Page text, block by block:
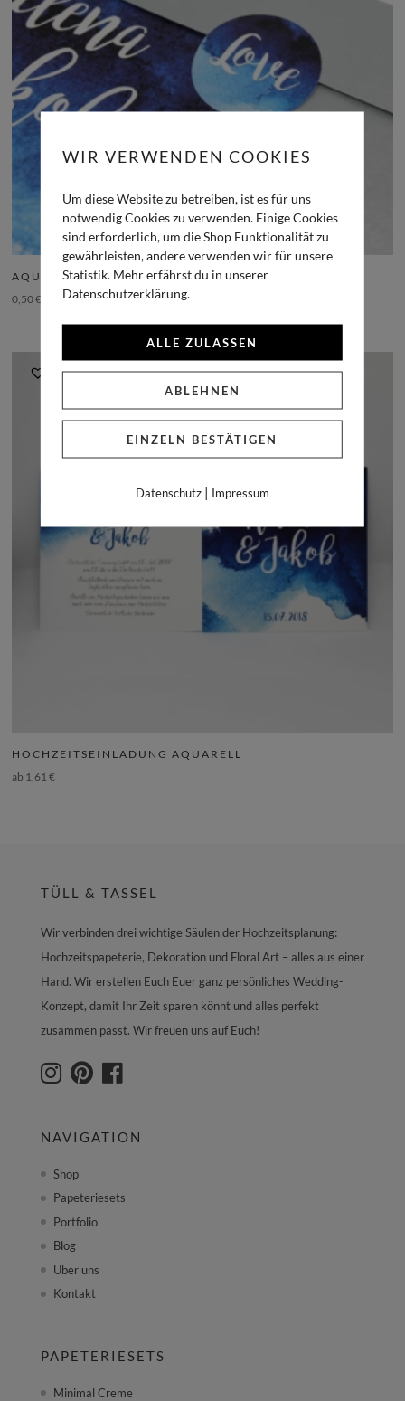
AQUARELL STICKER
0,50€ inkl. MwSt.
HOCHZEITSEINLADUNG AQUARELL
ab 1,61€
TÜLL & TASSEL
Wir verbinden drei wichtige Säulen der Hochzeitsplanung:
Hochzeitspapeterie, Dekoration und Floral Art – alles aus einer
Hand. Wir erstellen Euch Euer ganz persönliches Wedding-
Konzept, damit Ihr Zeit sparen könnt und alles perfekt
zusammen passt. Wir freuen uns auf Euch!
NAVIGATION
Shop
Papeteriesets
Portfolio
Blog
Über uns
Kontakt
PAPETERIESETS
Minimal Creme
WIR VERWENDEN COOKIES
Um diese Website zu betreiben, ist es für uns
notwendig Cookies zu verwenden. Einige Cookies
sind erforderlich, um die Shop Funktionalität zu
gewährleisten, andere verwenden wir für unsere
Statistik. Mehr erfährst du in unserer
Datenschutzerklärung.
ALLE ZULASSEN
ABLEHNEN
EINZELN BESTÄTIGEN
Datenschutz| Impressum